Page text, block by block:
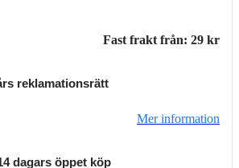
Fast frakt från: 29 kr
reklamationsrätt
Mer information
dagars öppet köp